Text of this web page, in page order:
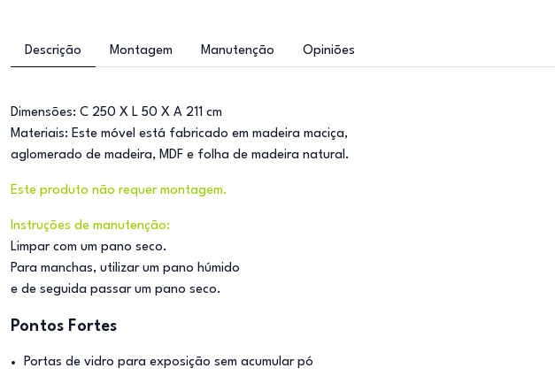
Descrição Montagem Manutenção Opiniões
Dimensões: C 250 X L 50 X A 211 cm
Materiais: Este móvel está fabricado em madeira maciça,
aglomerado de madeira, MDF e folha de madeira natural.
Este produto não requer montagem.
Instruções de manutenção:
Limpar com um pano seco.
Para manchas, utilizar um pano húmido
e de seguida passar um pano seco.
Pontos Fortes
Portas de vidro para exposição sem acumular pó